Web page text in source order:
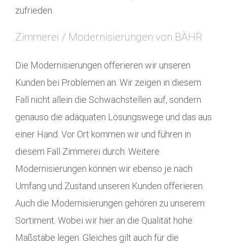
zufrieden.
Zimmerei / Modernisierungen von BÄHR
Die Modernisierungen offerieren wir unseren
Kunden bei Problemen an. Wir zeigen in diesem
Fall nicht allein die Schwachstellen auf, sondern
genauso die adäquaten Lösungswege und das aus
einer Hand. Vor Ort kommen wir und führen in
diesem Fall Zimmerei durch. Weitere
Modernisierungen können wir ebenso je nach
Umfang und Zustand unseren Kunden offerieren.
Auch die Modernisierungen gehören zu unserem
Sortiment. Wobei wir hier an die Qualität hohe
Maßstäbe legen. Gleiches gilt auch für die